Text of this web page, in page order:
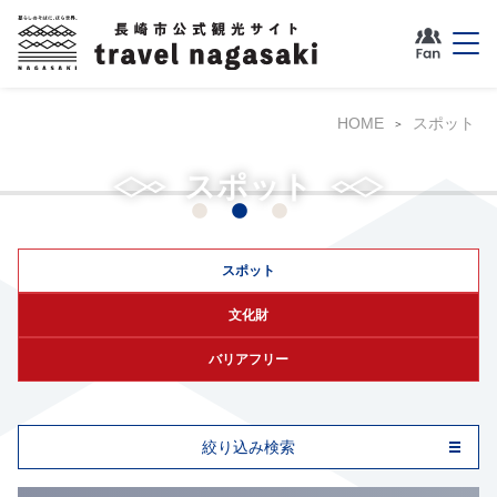
HOME スポット
スポット
スポット
文化財
バリアフリー
絞り込み検索